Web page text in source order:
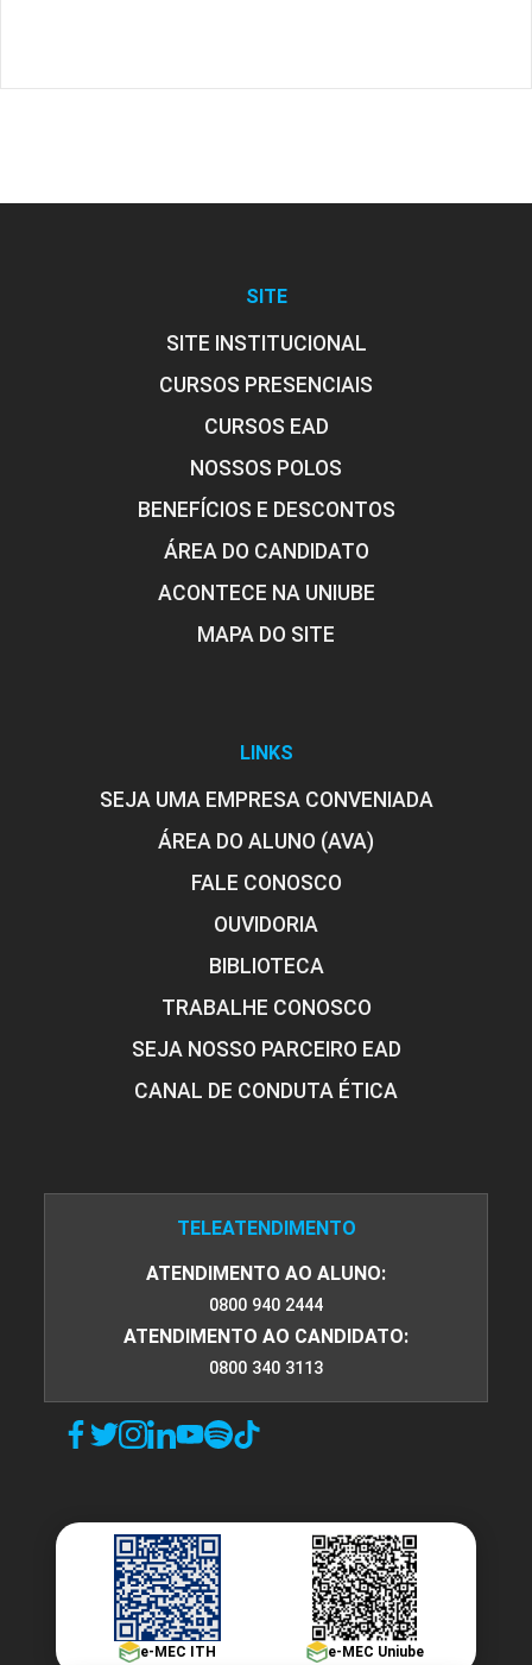
SITE
SITE INSTITUCIONAL
CURSOS PRESENCIAIS
CURSOS EAD
NOSSOS POLOS
BENEFÍCIOS E DESCONTOS
ÁREA DO CANDIDATO
ACONTECE NA UNIUBE
MAPA DO SITE
LINKS
SEJA UMA EMPRESA CONVENIADA
ÁREA DO ALUNO (AVA)
FALE CONOSCO
OUVIDORIA
BIBLIOTECA
TRABALHE CONOSCO
SEJA NOSSO PARCEIRO EAD
CANAL DE CONDUTA ÉTICA
TELEATENDIMENTO
ATENDIMENTO AO ALUNO:
0800 940 2444
ATENDIMENTO AO CANDIDATO:
0800 340 3113
e-MEC ITH e-MEC Uniube